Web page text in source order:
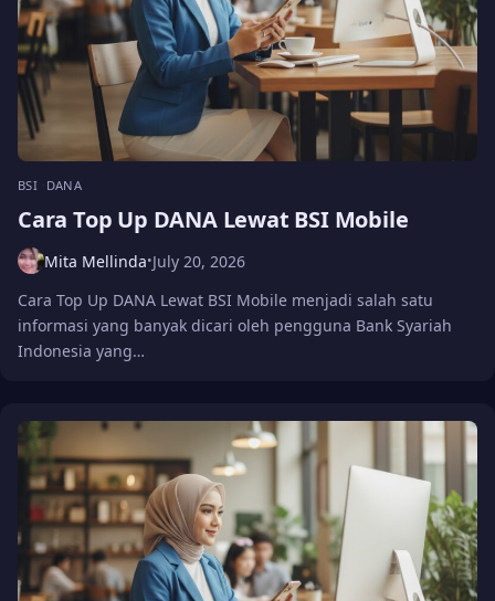
BSI DANA
Cara Top Up DANA Lewat BSI Mobile
Mita Mellinda•July 20, 2026
Cara Top Up DANA Lewat BSI Mobile menjadi salah satu
informasi yang banyak dicari oleh pengguna Bank Syariah
Indonesia yang…